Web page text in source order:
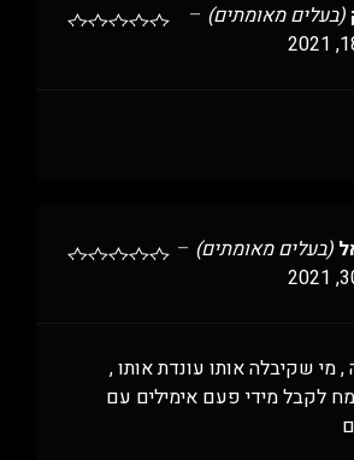
(בעלים מאומתים) –
(בעלים מאומתים) –
שקיבלה אותו עונדת אותו ,
לקבל מידי פעם אימילים עם